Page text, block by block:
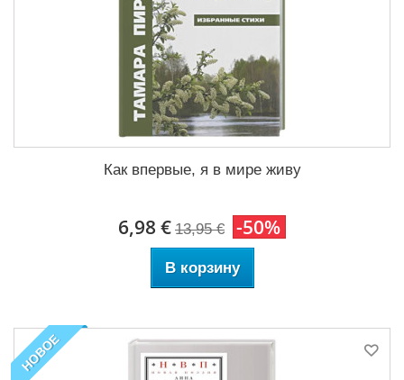
Как впервые, я в мире живу
6,98 € 13,95 € -50%
В корзину
НОВОЕ